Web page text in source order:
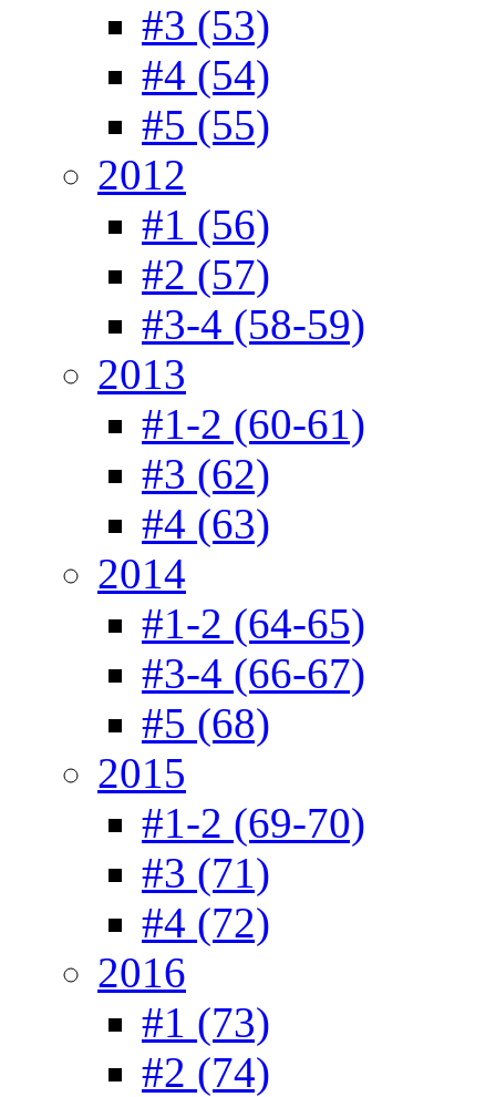
#3 (53)
#4 (54)
#5 (55)
2012
#1 (56)
#2 (57)
#3-4 (58-59)
2013
#1-2 (60-61)
#3 (62)
#4 (63)
2014
#1-2 (64-65)
#3-4 (66-67)
#5 (68)
2015
#1-2 (69-70)
#3 (71)
#4 (72)
2016
#1 (73)
#2 (74)